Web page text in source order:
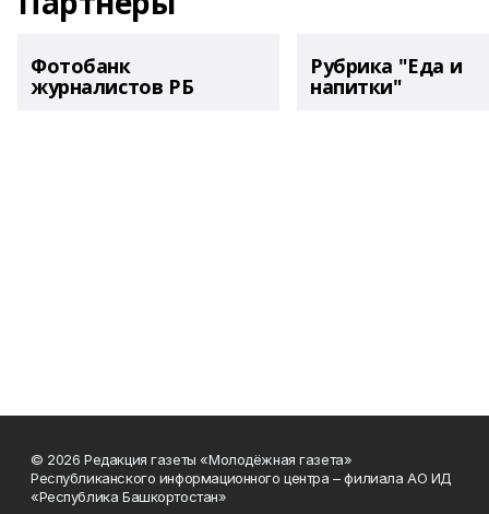
Фотобанк
журналистов РБ
Рубрика "Еда и
напитки"
© 2026 Редакция газеты «Молодёжная газета»
Республиканского информационного центра – филиала АО ИД
«Республика Башкортостан»